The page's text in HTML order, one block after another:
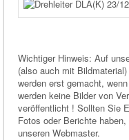
Wichtiger Hinweis: Auf
(also auch mit
werden erst gemacht,
werden keine Bilder von
veröffentlicht ! Sollten Sie
Fotos oder Berichte
unseren Webmaster.